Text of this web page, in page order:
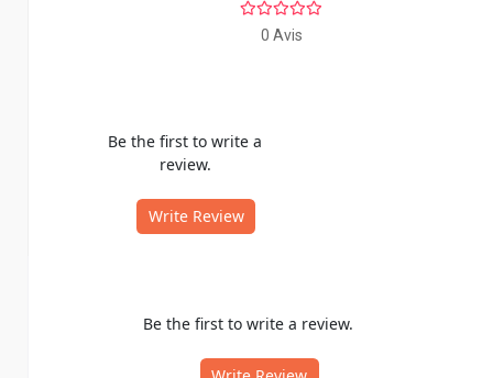
0 Avis
Be the first to write a
review.
Write Review
Be the first to write a review.